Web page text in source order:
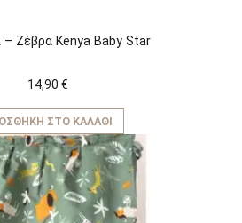
– Ζέβρα Kenya Baby Star
14,90 €
ΣΤΟ ΚΑΛΆΘΙ